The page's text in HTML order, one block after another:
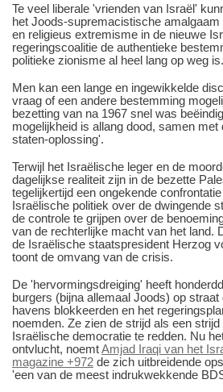
Te veel liberale 'vrienden van Israël'
het Joods-supremacistische
en religieus extremisme in de nieuwe
regeringscoalitie de authentieke
politieke zionisme al heel lang op weg is.
Men kan een lange en ingewikkelde
vraag of een andere bestemming
bezetting van na 1967 snel was
mogelijkheid is allang dood, samen
staten-oplossing'.
Terwijl het Israëlische leger en de
dagelijkse realiteit zijn in de bezette
tegelijkertijd een ongekende
Israëlische politiek over de dwingende
de controle te grijpen over de
van de rechterlijke macht van het land.
de Israëlische staatspresident Herzog
toont de omvang van de crisis.
De 'hervormingsdreiging' heeft
burgers (bijna allemaal Joods) op straat
havens blokkeerden en het regerings
noemden. Ze zien de strijd als een
Israëlische democratie te redden. Nu
ontvlucht, noemtAmjad Iraqi van het
magazine +972 de zich uitbreidende
'een van de meest indrukwekkende